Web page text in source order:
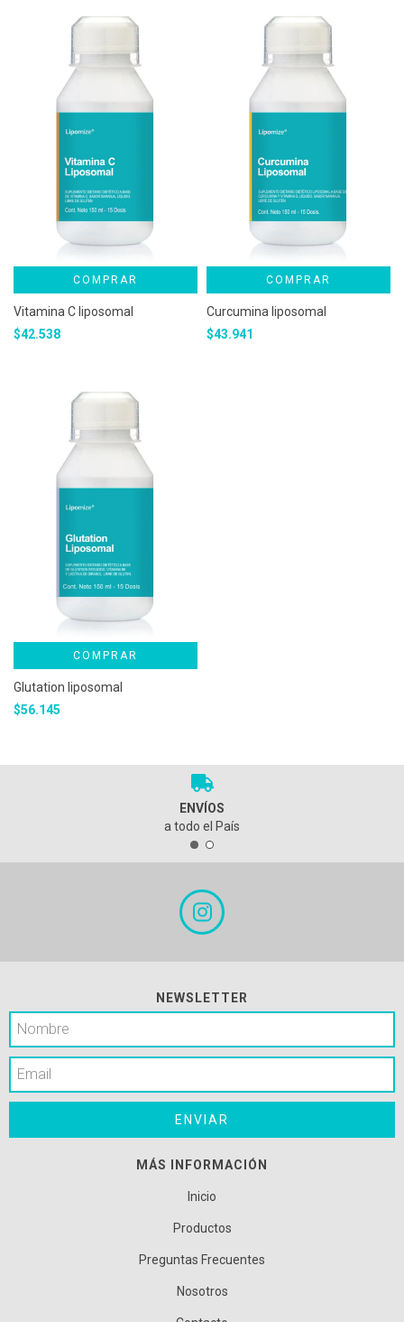
COMPRAR
Vitamina C liposomal
$42.538
COMPRAR
Curcumina liposomal
$43.941
COMPRAR
Glutation liposomal
$56.145
ENVÍOS
a todo el País
NEWSLETTER
MÁS INFORMACIÓN
Inicio
Productos
Preguntas Frecuentes
Nosotros